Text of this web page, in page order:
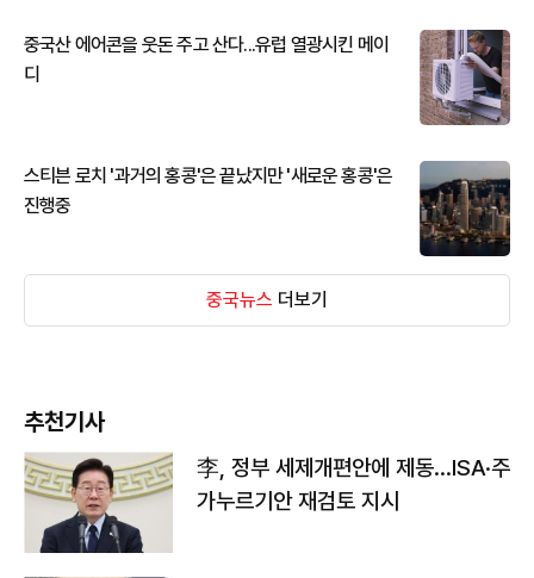
중국산 에어콘을 웃돈 주고 산다...유럽 열광시킨 메이
디
스티븐 로치 '과거의 홍콩'은 끝났지만 '새로운 홍콩'은
진행중
중국뉴스 더보기
추천기사
李, 정부 세제개편안에 제동…ISA·주
가누르기안 재검토 지시